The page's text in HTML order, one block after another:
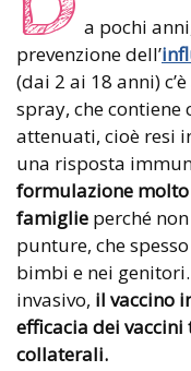
a pochi
prevenzione dell’
(dai 2 ai 18 anni)
spray, che
attenuati, cioè resi
una risposta
formulazione
famiglie perché
punture, che
bimbi e nei
invasivo, il vaccino
efficacia dei
collaterali.